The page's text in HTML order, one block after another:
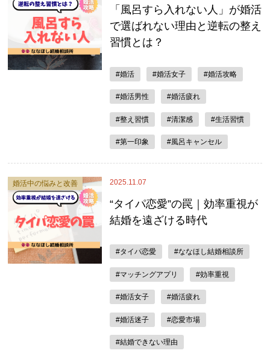
「風呂すら入れない人」が婚活
で選ばれない理由と逆転の整え
習慣とは？
#婚活 #婚活女子 #婚活攻略
#婚活男性 #婚活疲れ
#整え習慣 #清潔感 #生活習慣
#第一印象 #風呂キャンセル
2025.11.07
婚活中の悩みと改善
“タイパ恋愛”の罠｜効率重視が
結婚を遠ざける時代
#タイパ恋愛 #ななほし結婚相談所
#マッチングアプリ #効率重視
#婚活女子 #婚活疲れ
#婚活迷子 #恋愛市場
#結婚できない理由